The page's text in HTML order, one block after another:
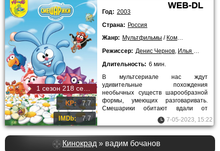
KP: 7.7
IMDb: 7.7
WEB-DL
Год: 2003
Страна: Россия
Жанр: Мультфильмы / Комедии
Режиссер: Денис Чернов, Илья Максимов
Длительность: 6 мин.
В мультсериале нас ждут
удивительные похождения
необычных существ шарообразной
формы, умеющих разговаривать.
Смешарики обитают вдали от
человеческих городов, от которых их
отделяет не
7-05-2023, 15:22
Кинокрад » вадим бочанов